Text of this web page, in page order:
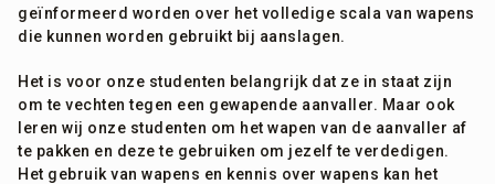
geïnformeerd worden over het volledige scala van wapens
die kunnen worden gebruikt bij aanslagen.
Het is voor onze studenten belangrijk dat ze in staat zijn
om te vechten tegen een gewapende aanvaller. Maar ook
leren wij onze studenten om het wapen van de aanvaller af
te pakken en deze te gebruiken om jezelf te verdedigen.
Het gebruik van wapens en kennis over wapens kan het